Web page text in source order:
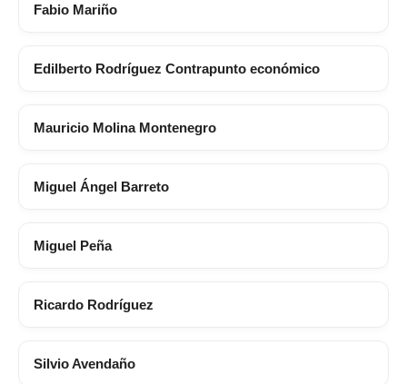
Fabio Mariño
Edilberto Rodríguez Contrapunto económico
Mauricio Molina Montenegro
Miguel Ángel Barreto
Miguel Peña
Ricardo Rodríguez
Silvio Avendaño